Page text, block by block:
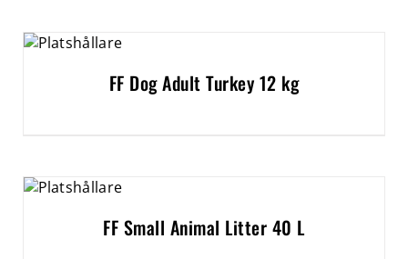
FF Dog Adult Turkey 12 kg
FF Small Animal Litter 40 L